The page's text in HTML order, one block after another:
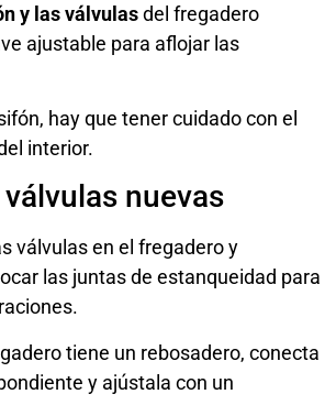
y las válvulasdel fregadero
ajustable para aflojar las
hay que tener cuidado con el
interior.
nuevas
válvulas en el fregadero y
las juntas de estanqueidad para
tiene un rebosadero, conecta
y ajústala con un